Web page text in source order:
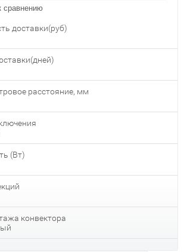
сравнению
доставки(руб)
расстояние, мм
(Вт)
конвектора